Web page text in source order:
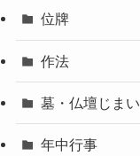
位牌
作法
墓・仏壇じまい
年中行事